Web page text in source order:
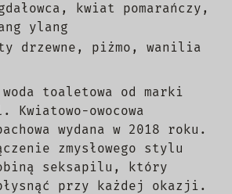
kwiat pomarańczy,
ylang
drzewne, piżmo, wanilia
woda toaletowa od marki
Kwiatowo-owocowa
wydana w 2018 roku.
zmysłowego stylu
seksapilu, który
przy każdej okazji.